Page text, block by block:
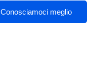
Conosciamoci meglio